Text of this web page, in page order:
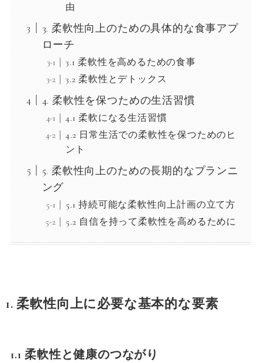
由
3. 柔軟性向上のための具体的な食事アプ
ローチ
3.1 柔軟性を高めるための食事
3.2 柔軟性とデトックス
4. 柔軟性を保つための生活習慣
4.1 柔軟になる生活習慣
4.2 日常生活での柔軟性を保つためのヒ
ント
5. 柔軟性向上のための長期的なプランニ
ング
5.1 持続可能な柔軟性向上計画の立て方
5.2 自信を持って柔軟性を高めるために
1. 柔軟性向上に必要な基本的な要素
1.1 柔軟性と健康のつながり